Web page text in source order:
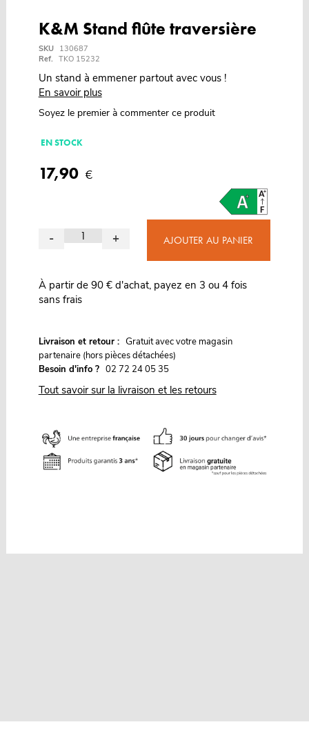
K&M Stand flûte traversière
SKU
130687
Ref. TKO 15232
Un stand à emmener partout avec vous !
En savoir plus
Soyez le premier à commenter ce produit
EN STOCK
17,90 €
- + AJOUTER AU PANIER
À partir de 90 € d'achat, payez en 3 ou 4 fois
sans frais
Livraison et retour : Gratuit avec votre magasin
partenaire (hors pièces détachées)
Besoin d'info ? 02 72 24 05 35
Tout savoir sur la livraison et les retours